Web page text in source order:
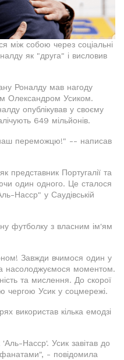
між собою через соціальні
як "друга" і висловив
Роналду мав нагоду
Олександром Усиком.
опублікував у своєму
649 мільйонів.
наш переможцю!" -- написав
представник Португалії та
один одного. Це сталося
Насср" у Саудівській
футболку з власним ім'ям
Завжди вчимося один у
насолоджуємося моментом.
та мислення. До скорої
чергою Усик у соцмережі.
використав кілька емодзі
'Аль-Насср'. Усик завітав до
- повідомила